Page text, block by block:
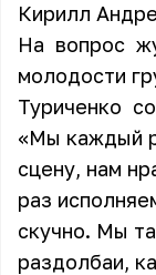
Кирилл
На вопрос
молодости
Туриченко
«Мы каждый
сцену, нам
раз
скучно. Мы
раздолбаи,